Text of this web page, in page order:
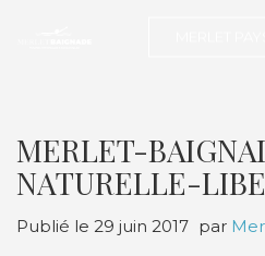
MERLET-
NATURELLE-
Publié le 29 juin 2017 par